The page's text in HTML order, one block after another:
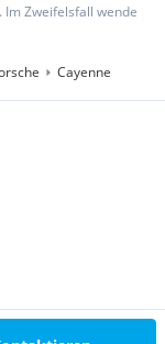
Im Zweifelsfall wende
Cayenne